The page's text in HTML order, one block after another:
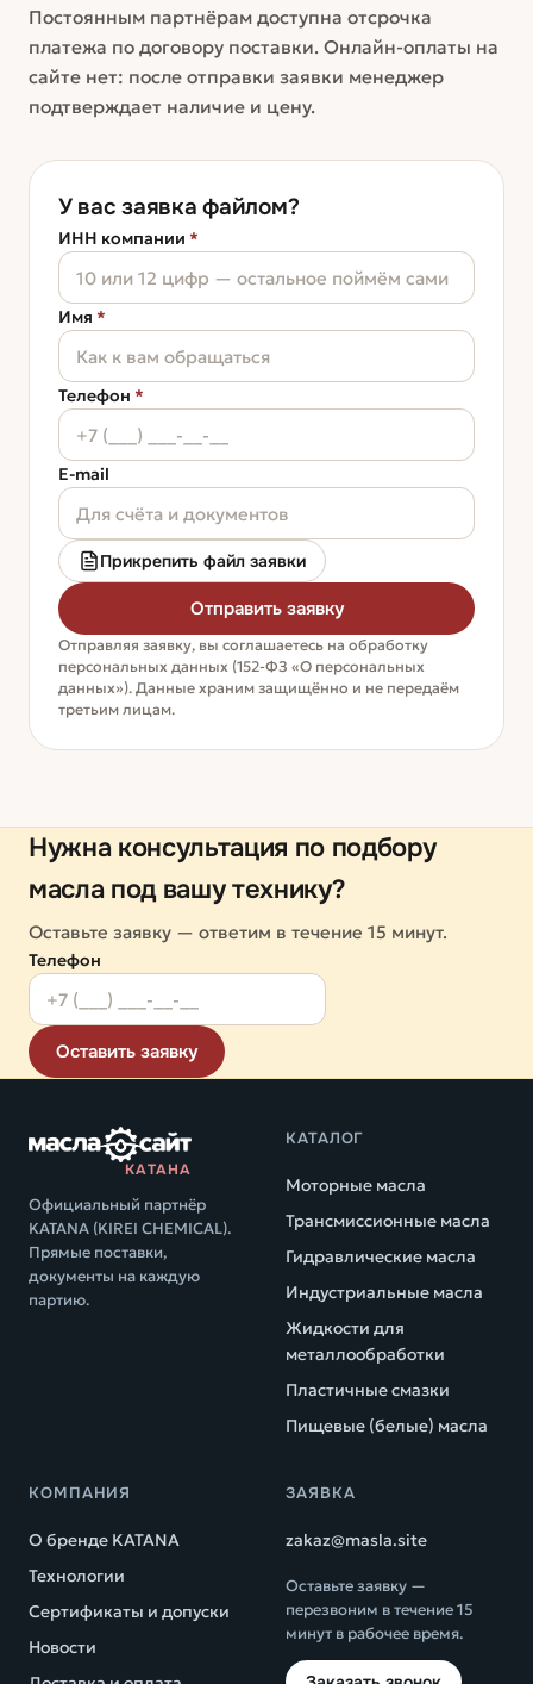
Постоянным партнёрам доступна отсрочка
платежа по договору поставки. Онлайн-оплаты на
сайте нет: после отправки заявки менеджер
подтверждает наличие и цену.
У вас заявка файлом?
ИНН компании *
Имя *
Телефон *
E-mail
Прикрепить файл заявки
Отправить заявку
Отправляя заявку, вы соглашаетесь на обработку
персональных данных (152-ФЗ «О персональных
данных»). Данные храним защищённо и не передаём
третьим лицам.
Нужна консультация по подбору
масла под вашу технику?
Оставьте заявку — ответим в течение 15 минут.
Телефон
Оставить заявку
КАТАНА
Официальный партнёр
KATANA (KIREI CHEMICAL).
Прямые поставки,
документы на каждую
партию.
КАТАЛОГ
Моторные масла
Трансмиссионные масла
Гидравлические масла
Индустриальные масла
Жидкости для
металлообработки
Пластичные смазки
Пищевые (белые) масла
КОМПАНИЯ
О бренде KATANA
Технологии
Сертификаты и допуски
Новости
ЗАЯВКА
zakaz@masla.site
Оставьте заявку —
перезвоним в течение 15
минут в рабочее время.